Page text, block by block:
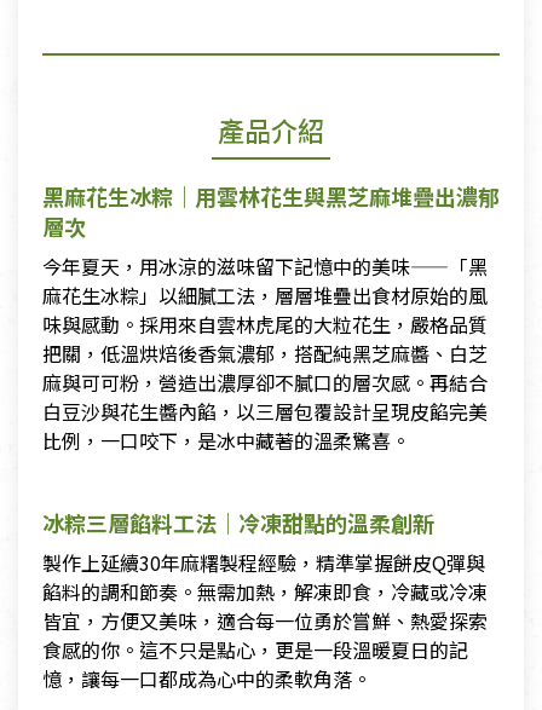
產品介紹
黑麻花生冰粽｜用雲林花生與黑芝麻堆疊出濃郁
層次
今年夏天，用冰涼的滋味留下記憶中的美味——「黑
麻花生冰粽」以細膩工法，層層堆疊出食材原始的風
味與感動。採用來自雲林虎尾的大粒花生，嚴格品質
把關，低溫烘焙後香氣濃郁，搭配純黑芝麻醬、白芝
麻與可可粉，營造出濃厚卻不膩口的層次感。再結合
白豆沙與花生醬內餡，以三層包覆設計呈現皮餡完美
比例，一口咬下，是冰中藏著的溫柔驚喜。
冰粽三層餡料工法｜冷凍甜點的溫柔創新
製作上延續30年麻糬製程經驗，精準掌握餅皮Q彈與
餡料的調和節奏。無需加熱，解凍即食，冷藏或冷凍
皆宜，方便又美味，適合每一位勇於嘗鮮、熱愛探索
食感的你。這不只是點心，更是一段溫暖夏日的記
憶，讓每一口都成為心中的柔軟角落。